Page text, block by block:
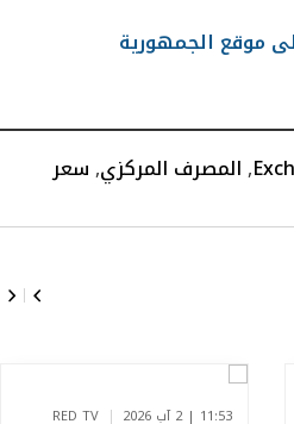
موقع الجمهورية
,المصرف المركزي,سعر
11:53 | 2 آب 2026 RED TV